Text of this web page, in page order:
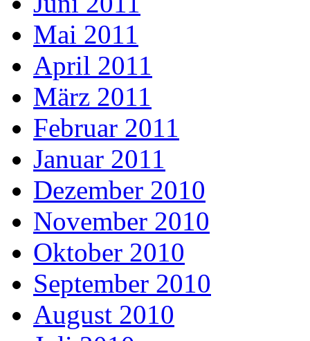
Mai 2011
April 2011
März 2011
Februar 2011
Januar 2011
Dezember 2010
November 2010
Oktober 2010
September 2010
August 2010